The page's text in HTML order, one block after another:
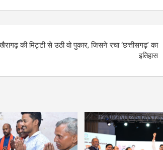
की मिट्टी से उठी वो पुकार, जिसने रचा ‘छत्तीसगढ़’ का
इतिहास